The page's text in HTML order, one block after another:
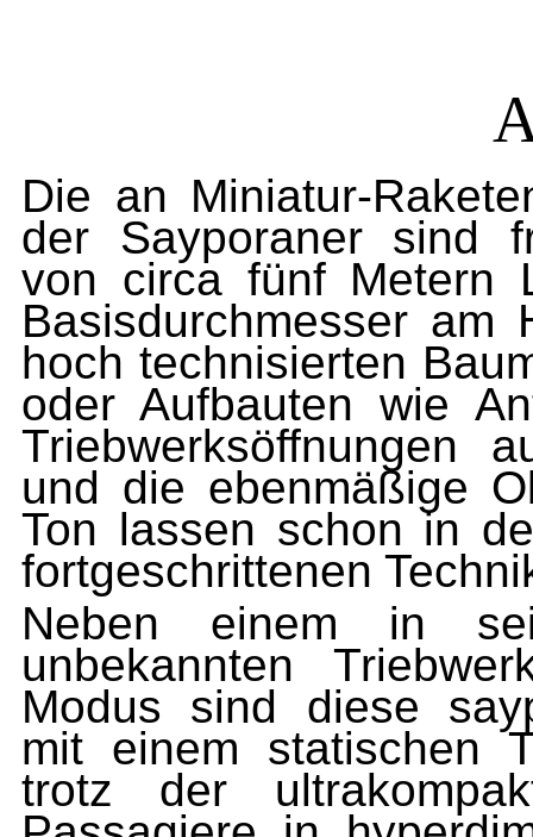
Die an Miniatur-
der Sayporaner sind
von circa fünf Metern
Basisdurchmesser am
hoch technisierten
oder Aufbauten wie
Trieb­werksöffnungen
und die ebenmäßige
Ton lassen schon in
fortgeschrittenen
Neben einem in
unbekannten
Modus sind diese
mit einem statischen
trotz der